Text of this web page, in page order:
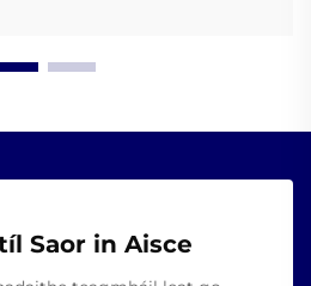
Saor in Aisce